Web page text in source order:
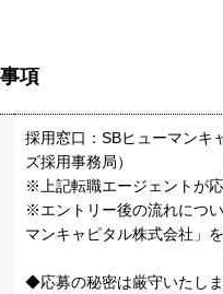
項
採用窓口：SBヒューマンキ
ズ採用事務局）
※上記転職エージェントが
※エントリー後の流れにつ
マンキャピタル株式会社」
◆応募の秘密は厳守いたしま